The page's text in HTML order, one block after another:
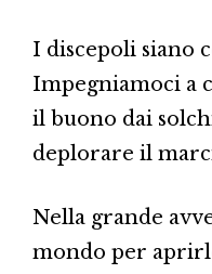
I discepoli siano
Impegniamoci a
il buono dai
deplorare il
Nella grande
mondo per